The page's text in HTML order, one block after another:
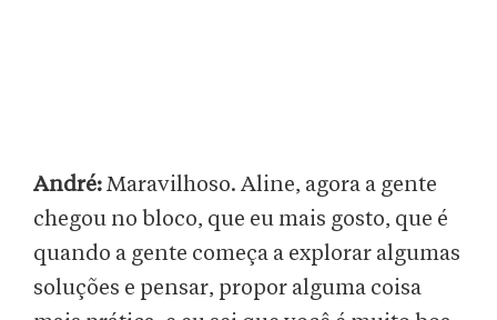
André:Maravilhoso. Aline, agora a gente
chegou no bloco, que eu mais gosto, que é
quando a gente começa a explorar algumas
soluções e pensar, propor alguma coisa